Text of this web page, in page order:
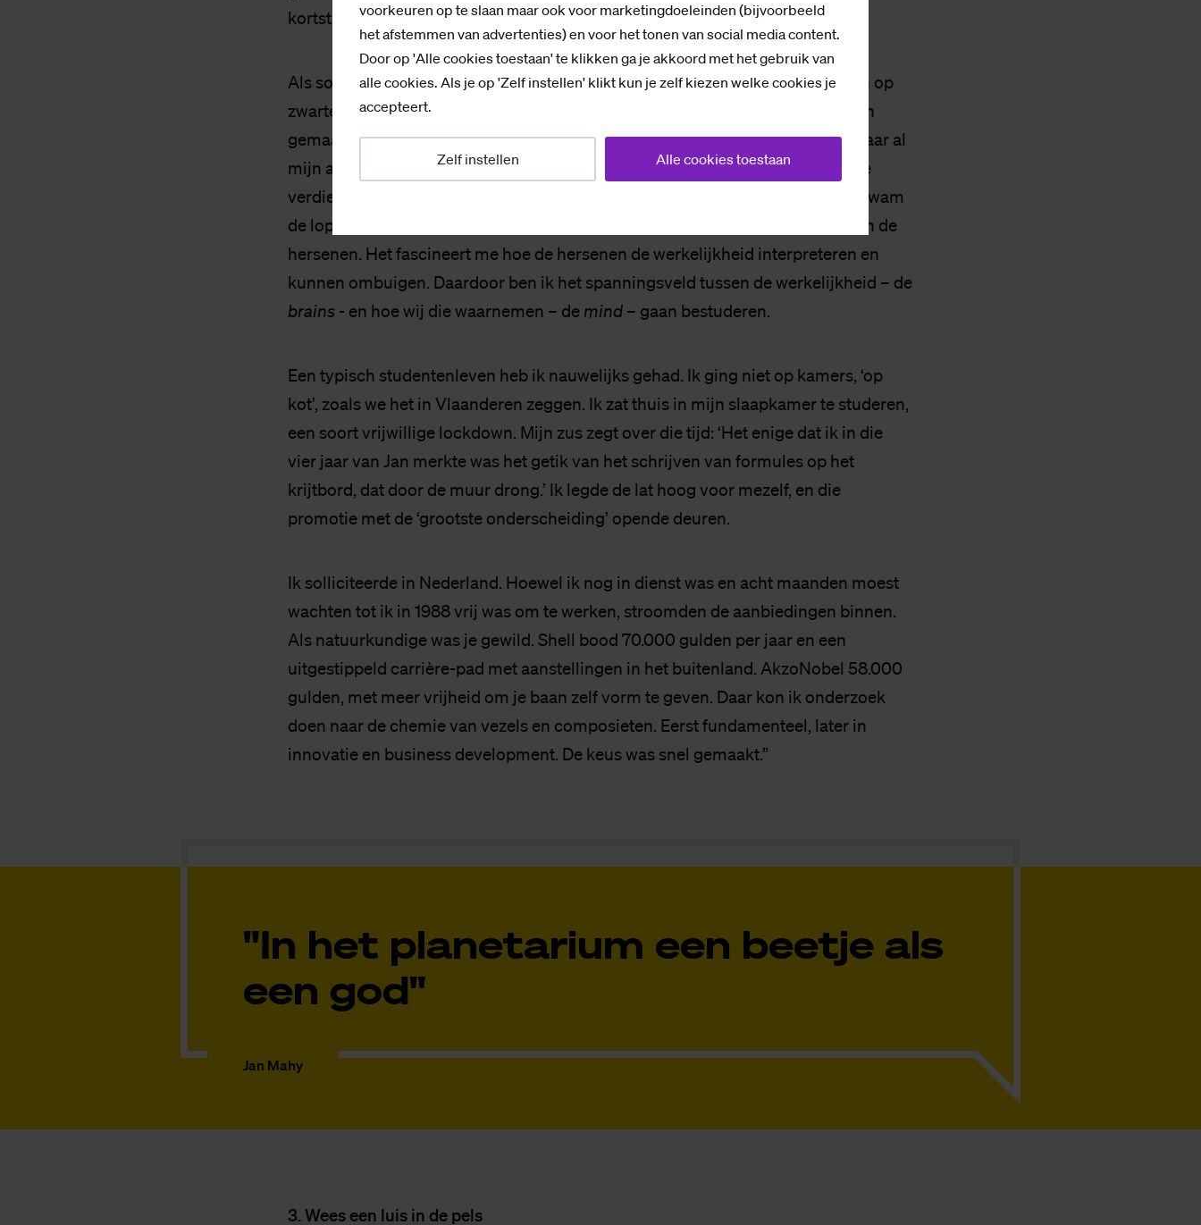
voorkeuren op te slaan maar ook voor marketingdoeleinden (bijvoorbeeld
het afstemmen van advertenties) en voor het tonen van social media content.
Door op 'Alle cookies toestaan' te klikken ga je akkoord met het gebruik van
alle cookies. Als je op 'Zelf instellen' klikt kun je zelf kiezen welke cookies je
accepteert.
Zelf instellen Alle cookies toestaan
kortst in dienst zou moeten, tien maanden.
Als soldaat had ik corvee: moest aan de lopende band aardappels controleren op
zwarte plekjes en die eruit snijden, zodat er patatten voor het leger van werden
gemaakt. Dat deed ik met dertig vrouwen, die ondertussen konden kletsen. Maar al
mijn aandacht ging naar die frieten. Met dit soort werk moet ik nooit de kost te
verdienen, dacht ik. Maar ik had ook een klein Eureka-moment. Bij de schaft kwam
de lopende band tot stilstand. Het leek alsof de band terugliep – een illusie van de
hersenen. Het fascineert me hoe de hersenen de werkelijkheid interpreteren en
kunnen ombuigen. Daardoor ben ik het spanningsveld tussen de werkelijkheid – de
brains - en hoe wij die waarnemen – de mind – gaan bestuderen.
Een typisch studentenleven heb ik nauwelijks gehad. Ik ging niet op kamers, ‘op
kot’, zoals we het in Vlaanderen zeggen. Ik zat thuis in mijn slaapkamer te studeren,
een soort vrijwillige lockdown. Mijn zus zegt over die tijd: ‘Het enige dat ik in die
vier jaar van Jan merkte was het getik van het schrijven van formules op het
krijtbord, dat door de muur drong.’ Ik legde de lat hoog voor mezelf, en die
promotie met de ‘grootste onderscheiding’ opende deuren.
Ik solliciteerde in Nederland. Hoewel ik nog in dienst was en acht maanden moest
wachten tot ik in 1988 vrij was om te werken, stroomden de aanbiedingen binnen.
Als natuurkundige was je gewild. Shell bood 70.000 gulden per jaar en een
uitgestippeld carrière-pad met aanstellingen in het buitenland. AkzoNobel 58.000
gulden, met meer vrijheid om je baan zelf vorm te geven. Daar kon ik onderzoek
doen naar de chemie van vezels en composieten. Eerst fundamenteel, later in
innovatie en business development. De keus was snel gemaakt.”
"In het planetarium een beetje als
een god"
Jan Mahy
3. Wees een luis in de pels